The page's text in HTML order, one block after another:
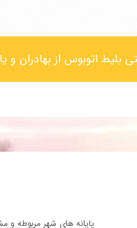
بلیط اتوبوس از بهادران
پایانه های شهر مربوطه